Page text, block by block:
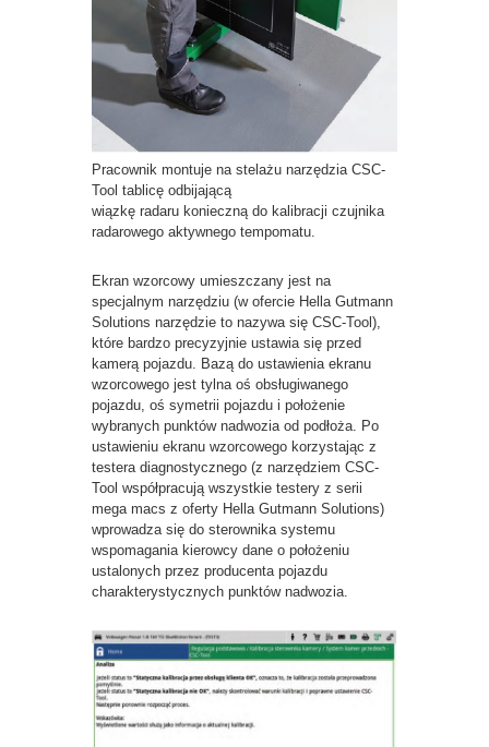
Pracownik montuje na stelażu narzędzia CSC-
Tool tablicę odbijającą
wiązkę radaru konieczną do kalibracji czujnika
radarowego aktywnego tempomatu.
Ekran wzorcowy umieszczany jest na
specjalnym narzędziu (w ofercie Hella Gutmann
Solutions narzędzie to nazywa się CSC-Tool),
które bardzo precyzyjnie ustawia się przed
kamerą pojazdu. Bazą do ustawienia ekranu
wzorcowego jest tylna oś obsługiwanego
pojazdu, oś symetrii pojazdu i położenie
wybranych punktów nadwozia od podłoża. Po
ustawieniu ekranu wzorcowego korzystając z
testera diagnostycznego (z narzędziem CSC-
Tool współpracują wszystkie testery z serii
mega macs z oferty Hella Gutmann Solutions)
wprowadza się do sterownika systemu
wspomagania kierowcy dane o położeniu
ustalonych przez producenta pojazdu
charakterystycznych punktów nadwozia.